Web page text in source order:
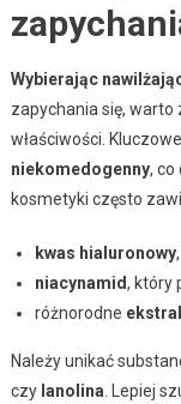
Wybierając
zapychania się, warto
właściwości.
niekomedogenny, co
kosmetyki często
kwas hialuronowy
niacynamid, który
różnorodne
Należy unikać
czy lanolina . Lepiej